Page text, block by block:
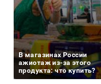
В магазинах России
ажиотаж из-за этого
продукта: что купить?